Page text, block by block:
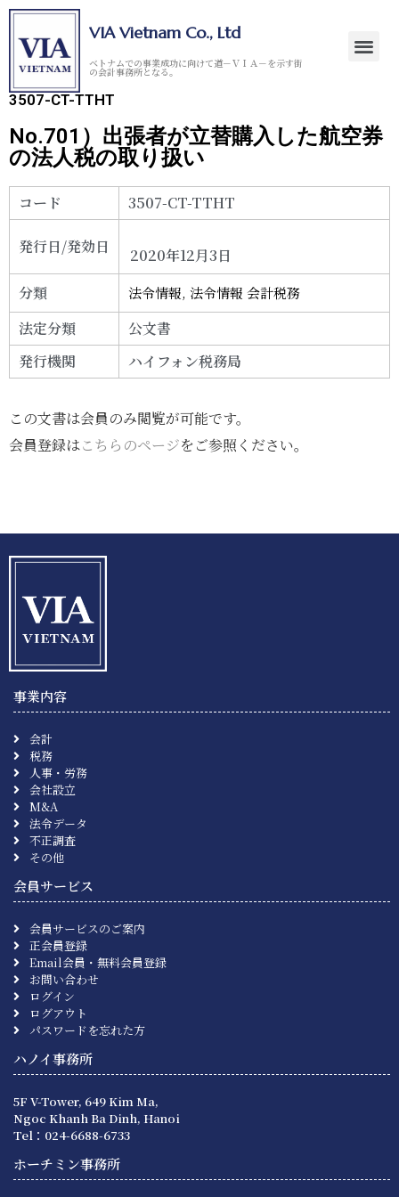
VIA Vietnam Co., Ltd
ベトナムでの事業成功に向けて道－ＶＩＡ－を示す街
の会計事務所となる。
3507-CT-TTHT
No.701）出張者が立替購入した航空券
の法人税の取り扱い
コード 3507-CT-TTHT
発行日/発効日
2020年12月3日
分類
法令情報,法令情報 会計税務
法定分類
公文書
発行機関
ハイフォン税務局
この文書は会員のみ閲覧が可能です。
会員登録はこちらのページをご参照ください。
事業内容
会計
税務
人事・労務
会社設立
M&A
法令データ
不正調査
その他
会員サービス
会員サービスのご案内
正会員登録
Email会員・無料会員登録
お問い合わせ
ログイン
ログアウト
パスワードを忘れた方
ハノイ事務所
5F V-Tower, 649 Kim Ma,
Ngoc Khanh Ba Dinh, Hanoi
Tel：024-6688-6733
ホーチミン事務所